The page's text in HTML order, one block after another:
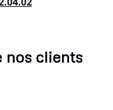
nos clients